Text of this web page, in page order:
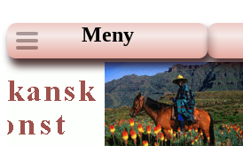
Meny